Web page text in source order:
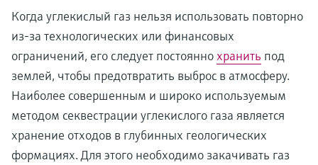
Когда углекислый газ нельзя использовать повторно
из-за технологических или финансовых
ограничений, его следует постояннохранить под
землей, чтобы предотвратить выброс в атмосферу.
Наиболее совершенным и широко используемым
методом секвестрации углекислого газа является
хранение отходов в глубинных геологических
формациях. Для этого необходимо закачивать газ